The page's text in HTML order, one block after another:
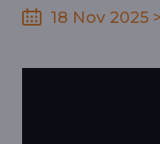
18 Nov 2025